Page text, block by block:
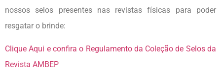
nossos selos presentes nas revistas físicas para poder
resgatar o brinde:
Clique Aqui e confira o Regulamento da Coleção de Selos da
Revista AMBEP